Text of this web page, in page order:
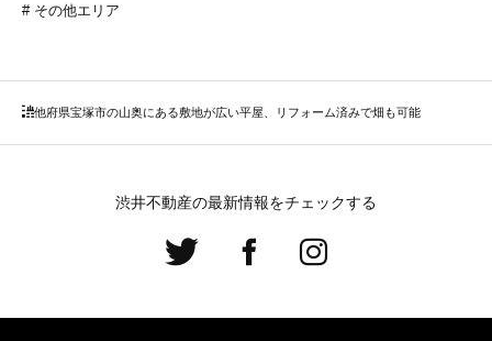
その他エリア
宝塚市の山奥にある敷地が広い平屋、リフォーム済みで畑も可能
他府県
渋井不動産の最新情報をチェックする